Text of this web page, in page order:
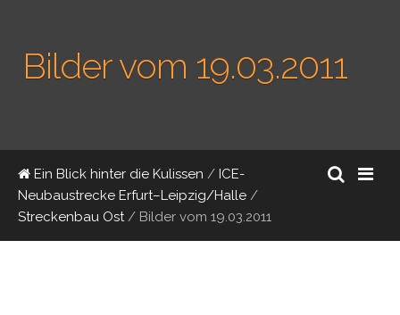
Bilder vom 19.03.2011
Ein Blick hinter die Kulissen / ICE-
Neubaustrecke Erfurt–Leipzig/Halle /
Streckenbau Ost/ Bilder vom 19.03.2011